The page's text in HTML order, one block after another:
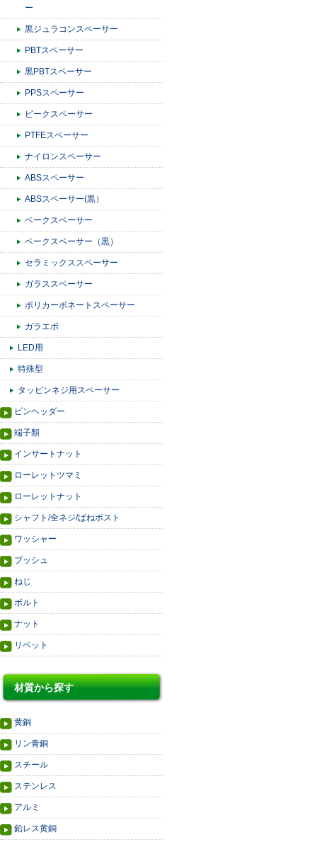
ー
黒ジュラコンスペーサー
PBTスペーサー
黒PBTスペーサー
PPSスペーサー
ピークスペーサー
PTFEスペーサー
ナイロンスペーサー
ABSスペーサー
ABSスペーサー(黒）
ベークスペーサー
ベークスペーサー（黒）
セラミックススペーサー
ガラススペーサー
ポリカーボネートスペーサー
ガラエポ
LED用
特殊型
タッピンネジ用スペーサー
ピンヘッダー
端子類
インサートナット
ローレットツマミ
ローレットナット
シャフト/全ネジ/ばねポスト
ワッシャー
ブッシュ
ねじ
ボルト
ナット
リベット
材質から探す
黄銅
リン青銅
スチール
ステンレス
アルミ
鉛レス黄銅